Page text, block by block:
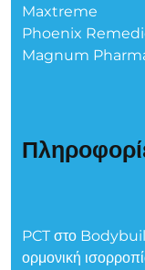
Maxtreme
Phoenix
Magnum
PCT στο
ορμονική